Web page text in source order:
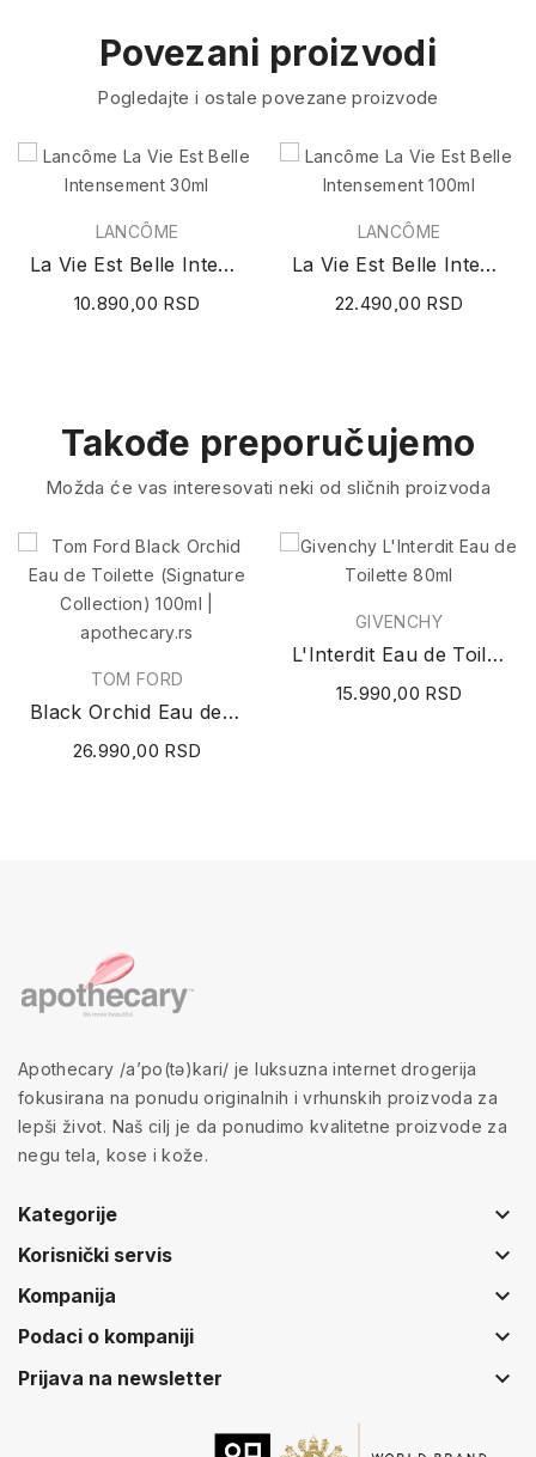
Povezani proizvodi
Pogledajte i ostale povezane proizvode
LANCÔME
La Vie Est Belle Intensement 30ml
10.890,00 RSD
LANCÔME
La Vie Est Belle Intensement 100ml
22.490,00 RSD
Takođe preporučujemo
Možda će vas interesovati neki od sličnih proizvoda
TOM FORD
Black Orchid Eau de Toilette (Signature...
26.990,00 RSD
GIVENCHY
L'Interdit Eau de Toilette 80ml
15.990,00 RSD
Apothecary /a’po(tə)kari/ je luksuzna internet drogerija
fokusirana na ponudu originalnih i vrhunskih proizvoda za
lepši život. Naš cilj je da ponudimo kvalitetne proizvode za
negu tela, kose i kože.
Kategorije keyboard_arrow_down
Korisnički servis keyboard_arrow_down
Kompanija keyboard_arrow_down
Podaci o kompaniji keyboard_arrow_down
Prijava na newsletter keyboard_arrow_down